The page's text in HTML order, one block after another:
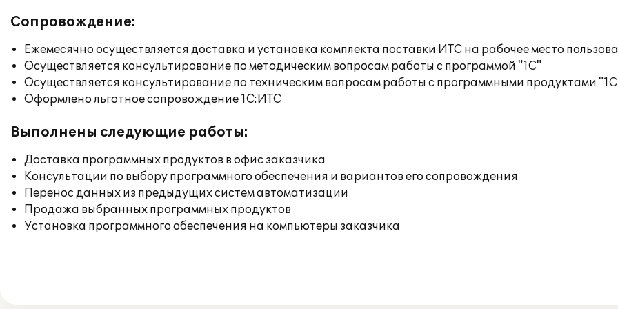
Сопровождение:
Ежемесячно осуществляется доставка и установка комплекта поставки ИТС на рабочее место
Осуществляется консультирование по методическим вопросам работы с программой "1С"
Осуществляется консультирование по техническим вопросам работы с программными продуктами
Оформлено льготное сопровождение 1С:ИТС
Выполнены следующие работы:
Доставка программных продуктов в офис заказчика
Консультации по выбору программного обеспечения и вариантов его сопровождения
Перенос данных из предыдущих систем автоматизации
Продажа выбранных программных продуктов
Установка программного обеспечения на компьютеры заказчика